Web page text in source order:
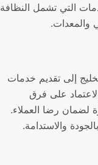
التي تشمل النظافة
والمعدات.
إلى تقديم خدمات
على فرق
لضمان رضا العملاء.
والاستدامة.